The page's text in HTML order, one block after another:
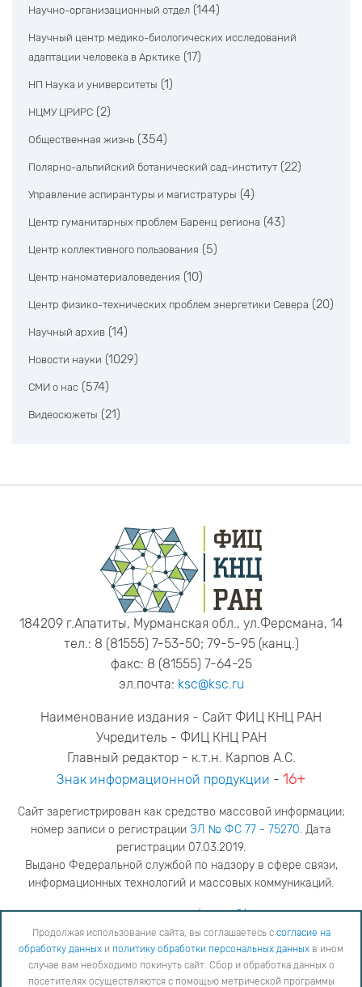
Научно-организационный отдел (144)
Научный центр медико-биологических исследований
адаптации человека в Арктике (17)
НП Наука и университеты (1)
НЦМУ ЦРИРС (2)
Общественная жизнь (354)
Полярно-альпийский ботанический сад-институт (22)
Управление аспирантуры и магистратуры (4)
Центр гуманитарных проблем Баренц региона (43)
Центр коллективного пользования (5)
Центр наноматериаловедения (10)
Центр физико-технических проблем энергетики Севера (20)
Научный архив (14)
Новости науки (1029)
СМИ о нас (574)
Видеосюжеты (21)
184209 г.Апатиты, Мурманская обл., ул.Ферсмана, 14
тел.: 8 (81555) 7-53-50; 79-5-95 (канц.)
факс: 8 (81555) 7-64-25
эл.почта: ksc@ksc.ru
Наименование издания - Сайт ФИЦ КНЦ РАН
Учредитель - ФИЦ КНЦ РАН
Главный редактор - к.т.н. Карпов А.С.
Знак информационной продукции - 16+
Сайт зарегистрирован как средство массовой информации;
номер записи о регистрации ЭЛ № ФС 77 - 75270. Дата
регистрации 07.03.2019.
Выдано Федеральной службой по надзору в сфере связи,
информационных технологий и массовых коммуникаций.
адрес редакцииya.stogova@ksc.ru
телефон редакции81555-79-516
Продолжая использование сайта, вы соглашаетесь с согласие на обработку данных
обработки персональных данных
в ином случае вам необходимо покинуть сайт. Сбор и обработка
данных о посетителях осуществляются с помощью метрической программы "Яндекс Метрика".
Продолжая использование сайта, вы соглашаетесь с согласие на
обработку данных и политику обработки персональных данных в ином
случае вам необходимо покинуть сайт. Сбор и обработка данных о
посетителях осуществляются с помощью метрической программы